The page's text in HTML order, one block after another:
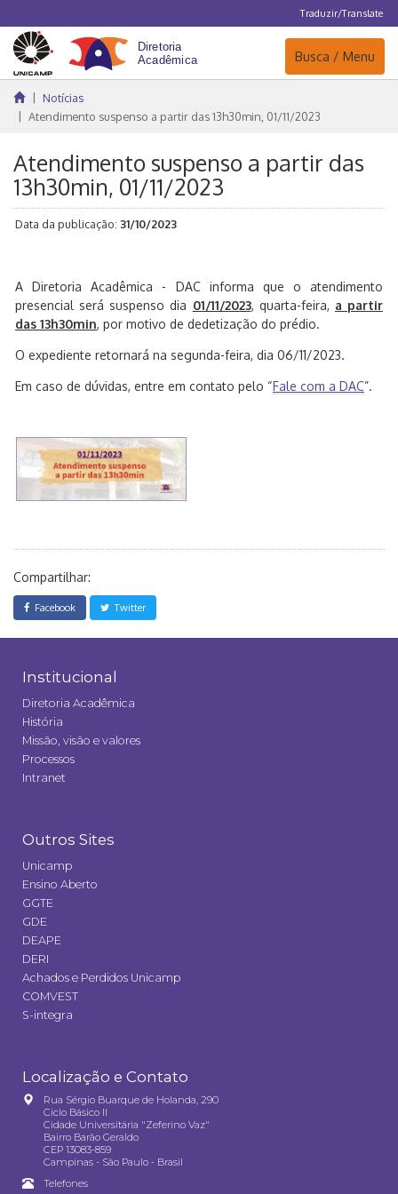
Traduzir/Translate
Navegação
Busca / Menu
Notícias
Atendimento suspenso a partir das 13h30min, 01/11/2023
Atendimento suspenso a partir das
13h30min, 01/11/2023
Data da publicação: 31/10/2023
A Diretoria Acadêmica - DAC informa que o atendimento
presencial será suspenso dia 01/11/2023, quarta-feira, a partir
das 13h30min, por motivo de dedetização do prédio.
O expediente retornará na segunda-feira, dia 06/11/2023.
Em caso de dúvidas, entre em contato pelo “Fale com a DAC”.
Compartilhar:
Facebook Twitter
Institucional
Diretoria Acadêmica
História
Missão, visão e valores
Processos
Intranet
Outros Sites
Unicamp
Ensino Aberto
GGTE
GDE
DEAPE
DERI
Achados e Perdidos Unicamp
COMVEST
S-integra
Localização e Contato
Rua Sérgio Buarque de Holanda, 290
Ciclo Básico II
Cidade Universitária "Zeferino Vaz"
Bairro Barão Geraldo
CEP 13083-859
Campinas - São Paulo - Brasil
Telefones